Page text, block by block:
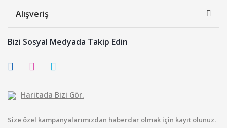
Alışveriş
Bizi Sosyal Medyada Takip Edin
Haritada Bizi Gör.
Size özel kampanyalarımızdan haberdar olmak için kayıt olunuz.